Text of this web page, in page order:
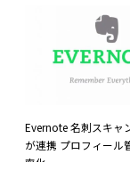
Evernote 名刺スキャ
が連携 プロフィール
率化